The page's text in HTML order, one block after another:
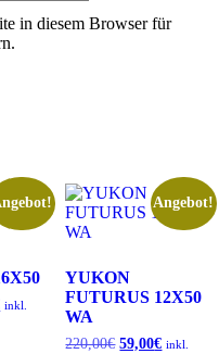
in diesem Browser für
Aktueller
inkl.
Angebot!
YUKON
FUTURUS 12X50
WA
220,00€ Ursprünglicher
59,00€ Aktueller
inkl.